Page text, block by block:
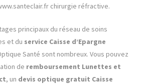
chirurgie réfractive.
principaux du réseau de soins
et du service Caisse d’Epargne
Santé sont nombreux. Vous pouvez
de remboursement Lunettes et
, un devis optique gratuit Caisse